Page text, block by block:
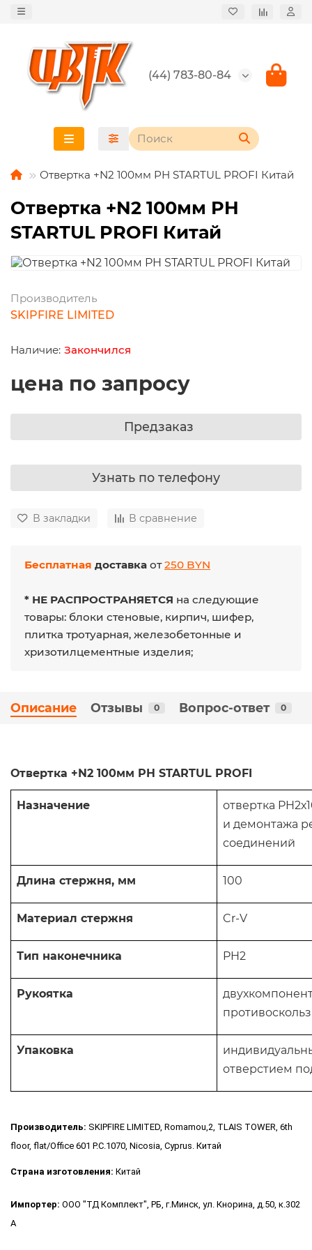
(44) 783-80-84
Отвертка +N2 100мм PH STARTUL PROFI Китай
Отвертка +N2 100мм PH
STARTUL PROFI Китай
Производитель
SKIPFIRE LIMITED
Закончился
цена по запросу
Предзаказ
Узнать по телефону
В закладки В сравнение
Бесплатная доставка от250 BYN
* НЕ РАСПРОСТРАНЯЕТСЯ на следующие
товары: блоки стеновые, кирпич, шифер,
плитка тротуарная, железобетонные и
хризотилцементные изделия;
Описание Отзывы 0 Вопрос-ответ 0
Отвертка +N2 100мм PH STARTUL PROFI
Назначение
отвертка
и демонтажа
соединений
Длина стержня, мм 100
Материал стержня Cr-V
Тип наконечника PH2
Рукоятка
Упаковка
отверстием
Производитель: SKIPFIRE LIMITED, Romamou,2, TLAIS TOWER, 6th
floor, flat/Office 601 P.C.1070, Nicosia, Cyprus. Китай
Страна изготовления: Китай
Импортер: ООО "ТД Комплект", РБ, г.Минск, ул. Кнорина, д.50, к.302
А